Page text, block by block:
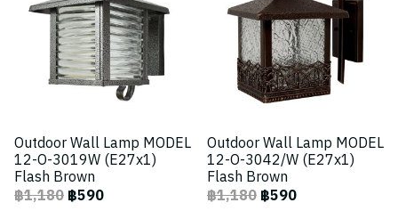
Outdoor Wall Lamp MODEL
12-O-3019W (E27x1)
Flash Brown
฿1,180฿590
Outdoor Wall Lamp MODEL
12-O-3042/W (E27x1)
Flash Brown
฿1,180฿590